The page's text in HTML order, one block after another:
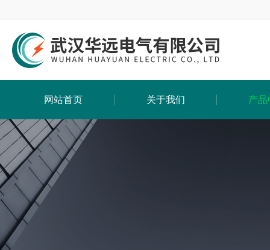
网站首页 关于我们 产品